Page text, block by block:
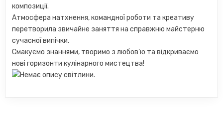
композиції.
Атмосфера натхнення, командної роботи та креативу
перетворила звичайне заняття на справжню майстерню
сучасної випічки.
Смакуємо знаннями, творимо з любов’ю та відкриваємо
нові горизонти кулінарного мистецтва!